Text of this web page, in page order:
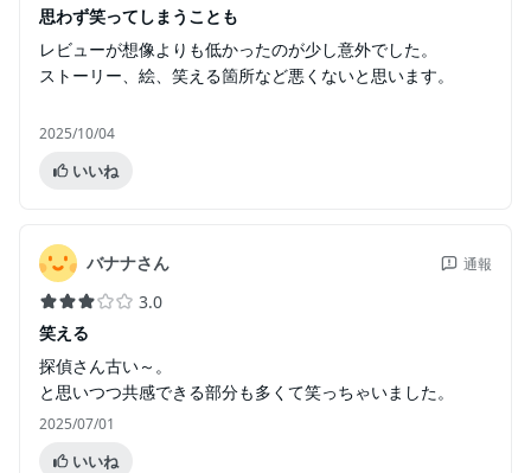
思わず笑ってしまうことも
レビューが想像よりも低かったのが少し意外でした。
ストーリー、絵、笑える箇所など悪くないと思います。
2025/10/04
いいね
バナナさん 通報
3.0
笑える
探偵さん古い～。
と思いつつ共感できる部分も多くて笑っちゃいました。
2025/07/01
いいね